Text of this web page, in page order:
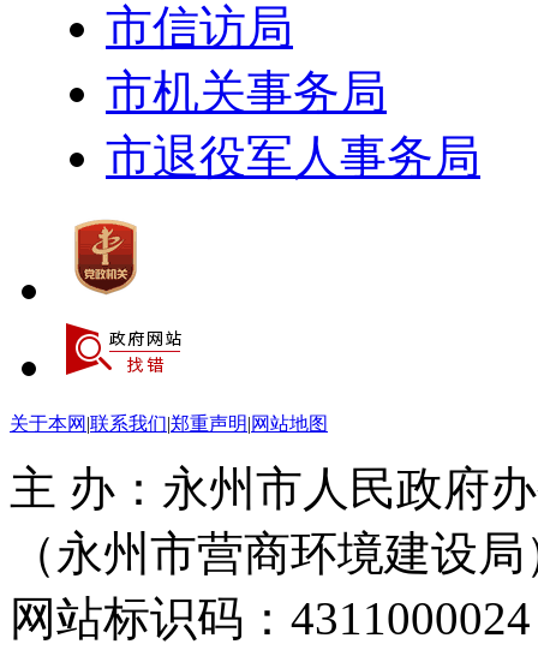
市信访局
市机关事务局
市退役军人事务局
关于本网 |联系我们|郑重声明|网站地图
主 办：永州市人民政府
（永州市营商环境建设局
网站标识码：